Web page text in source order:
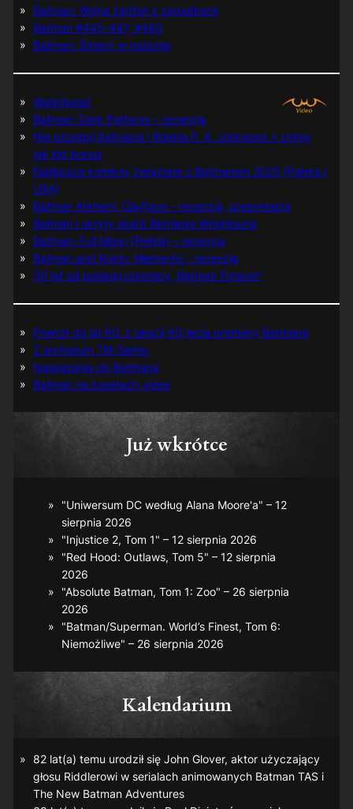
Batman: Wojna żartów z zagadkami
Batman #445-447, #480
Batman: Śmierć w rodzinie
Wątpliwość
Batman: Dark Patterns – recenzja
Nie prześpij Batmana i Robina P. K. Johnsona + zimny
jak lód bonus
Najlepsze komiksy związane z Batmanem 2025 (Polska i
USA)
Batman Arkham: Clayface – recenzja, prezentacja
Batman i ukryty skarb Berniego Wrightsona
Batman: Full Moon (Pełnia) – recenzja
Batman and Robin: Memento – recenzja
30 lat od polskiej premiery „Batman Forever”
Powrót do lat 60. z okazji 60-lecia premiery Batmana
Z archiwum TM-Semic
Nawiązania do Batmana
Batman na kasetach video
Już wkrótce
"Uniwersum DC według Alana Moore'a" – 12
sierpnia 2026
"Injustice 2, Tom 1" – 12 sierpnia 2026
"Red Hood: Outlaws, Tom 5" – 12 sierpnia
2026
"Absolute Batman, Tom 1: Zoo" – 26 sierpnia
2026
"Batman/Superman. World’s Finest, Tom 6:
Niemożliwe" – 26 sierpnia 2026
Kalendarium
82 lat(a) temu urodził się John Glover, aktor użyczający
głosu Riddlerowi w serialach animowanych Batman TAS i
The New Batman Adventures